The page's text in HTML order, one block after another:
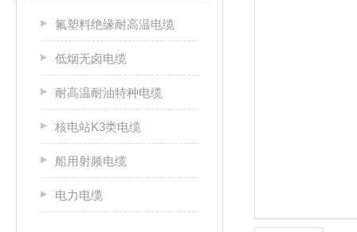
氟塑料绝缘耐高温电缆
低烟无卤电缆
耐高温耐油特种电缆
核电站K3类电缆
船用射频电缆
电力电缆